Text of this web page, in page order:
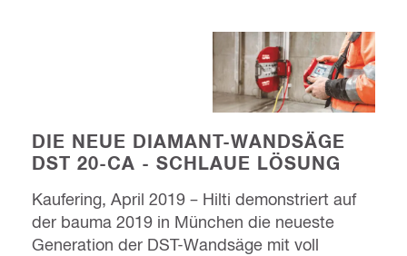
DIE NEUE DIAMANT-WANDSÄGE
DST 20-CA - SCHLAUE LÖSUNG
Kaufering, April 2019 – Hilti demonstriert auf
der bauma 2019 in München die neueste
Generation der DST-Wandsäge mit voll